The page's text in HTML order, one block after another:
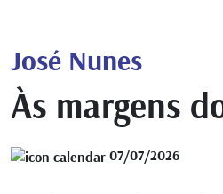
José Nunes
Às margens
07/07/2026